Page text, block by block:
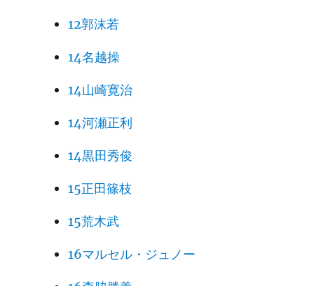
12郭沫若
14名越操
14山崎寛治
14河瀬正利
14黒田秀俊
15正田篠枝
15荒木武
16マルセル・ジュノー